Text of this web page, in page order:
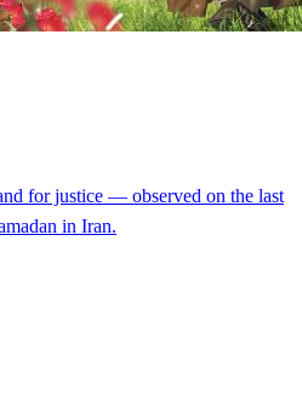
for justice — observed on the last
in Iran.